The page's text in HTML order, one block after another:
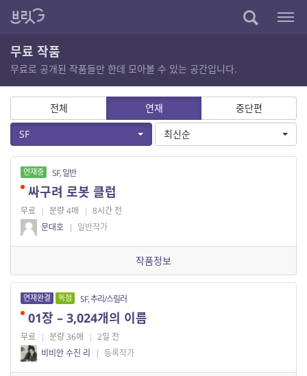
무료 작품
무료로 공개된 작품들만 한데 모아볼 수 있는 공간입니다.
전체 연재
중단편
SF
최신순
연재중 SF, 일반
싸구려 로봇 클럽
무료 | 분량 4매 | 8시간 전
문대호 | 일반작가
작품정보
연재완결 독점 SF, 추리/스릴러
01장 – 3,024개의 이름
무료 | 분량 36매 | 2일 전
비비안 수진 리
| 등록작가